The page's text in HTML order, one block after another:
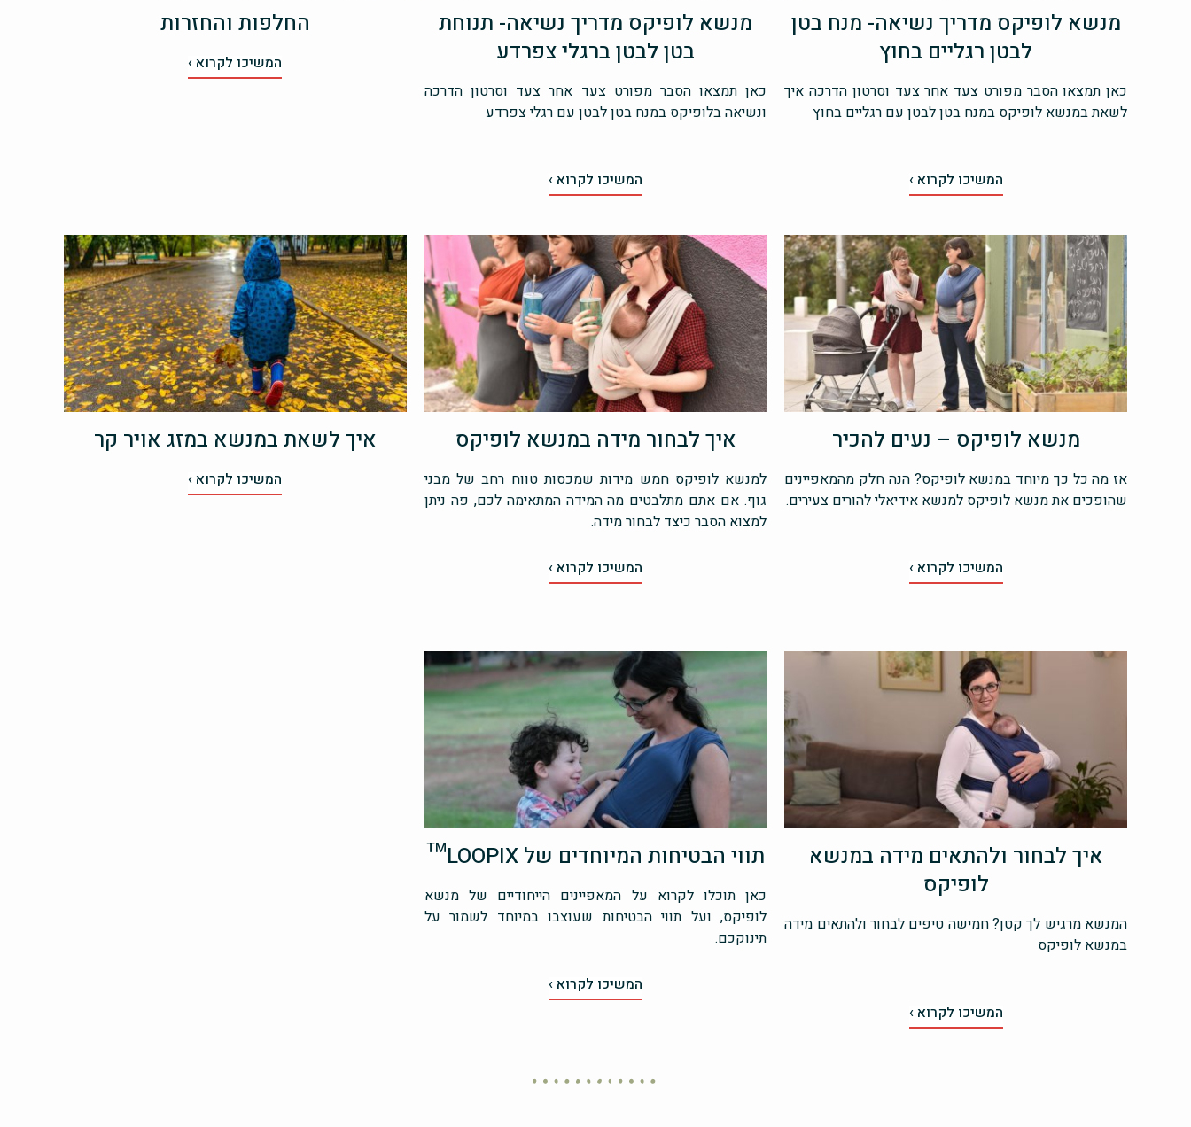
מנשא לופיקס מדריך נשיאה- מנח בטן
לבטן רגליים בחוץ
כאן תמצאו הסבר מפורט צעד אחר צעד וסרטון הדרכה איך
לשאת במנשא לופיקס במנח בטן לבטן עם רגליים בחוץ
המשיכו לקרוא ›
מנשא לופיקס מדריך נשיאה- תנוחת
בטן לבטן ברגלי צפרדע
כאן תמצאו הסבר מפורט צעד אחר צעד וסרטון הדרכה
ונשיאה בלופיקס במנח בטן לבטן עם רגלי צפרדע
המשיכו לקרוא ›
החלפות והחזרות
המשיכו לקרוא ›
מנשא לופיקס – נעים להכיר
אז מה כל כך מיוחד במנשא לופיקס? הנה חלק מהמאפיינים
שהופכים את מנשא לופיקס למנשא אידיאלי להורים צעירים.
המשיכו לקרוא ›
איך לבחור מידה במנשא לופיקס
למנשא לופיקס חמש מידות שמכסות טווח רחב של מבני
גוף. אם אתם מתלבטים מה המידה המתאימה לכם, פה ניתן
למצוא הסבר כיצד לבחור מידה.
המשיכו לקרוא ›
איך לשאת במנשא במזג אויר קר
המשיכו לקרוא ›
איך לבחור ולהתאים מידה במנשא
לופיקס
המנשא מרגיש לך קטן? חמישה טיפים לבחור ולהתאים מידה
במנשא לופיקס
המשיכו לקרוא ›
תווי הבטיחות המיוחדים של LOOPIX™
כאן תוכלו לקרוא על המאפיינים הייחודיים של מנשא
לופיקס, ועל תווי הבטיחות שעוצבו במיוחד לשמור על
תינוקכם.
המשיכו לקרוא ›